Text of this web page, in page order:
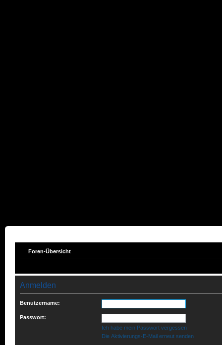
Foren-Übersicht
Anmelden
Benutzername:
Passwort:
Ich habe mein Passwort vergessen
Die Aktivierungs-E-Mail erneut senden